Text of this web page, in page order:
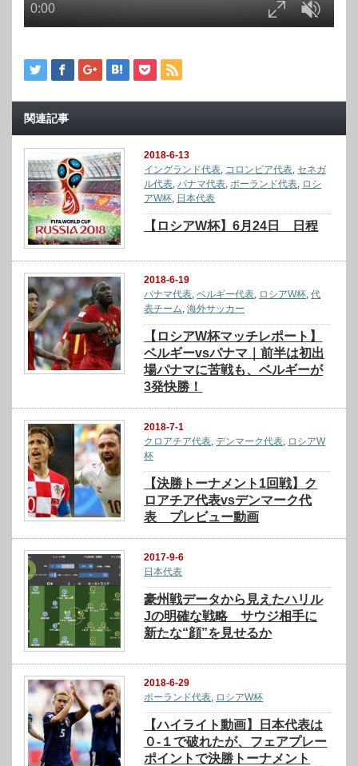
関連記事
2018-6-13
イングランド代表, コロンビア代表, セネガ
ル代表,パナマ代表,ポーランド代表, ロシ
アW杯, 日本代表
【ロシアW杯】6月24日 日程
2018-6-19
パナマ代表,ベルギー代表, ロシアW杯,代
表チーム,海外サッカー
【ロシアW杯マッチレポート】
ベルギーvsパナマ｜前半は初出
場パナマに苦戦も、ベルギーが
3発快勝！
2018-7-1
クロアチア代表,デンマーク代表, ロシアW
杯
【決勝トーナメント1回戦】ク
ロアチア代表vsデンマーク代
表 プレビュー動画
2017-9-6
日本代表
豪州戦データから見えたハリル
Jの明確な戦略 サウジ相手に
新たな“顔”を見せるか
2018-6-29
ポーランド代表 ロシアW杯
【ハイライト動画】日本代表は
０-１で破れたが、フェアプレー
ポイントで決勝トーナメント